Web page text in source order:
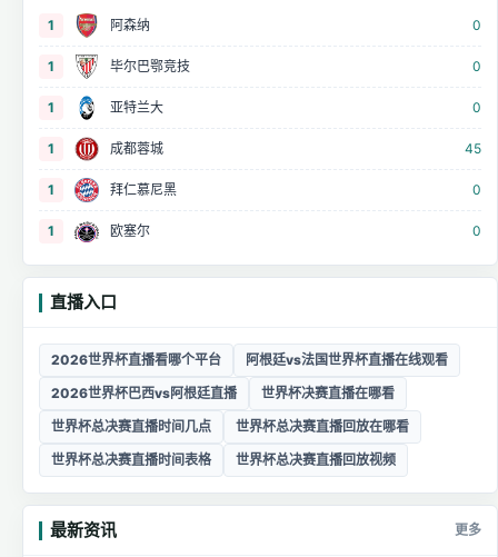
1 阿森纳 0
1 毕尔巴鄂竞技 0
1 亚特兰大 0
1 成都蓉城 45
1 拜仁慕尼黑 0
1 欧塞尔 0
直播入口
2026世界杯直播看哪个平台
阿根廷vs法国世界杯直播在线观看
2026世界杯巴西vs阿根廷直播
世界杯决赛直播在哪看
世界杯总决赛直播时间几点
世界杯总决赛直播回放在哪看
世界杯总决赛直播时间表格
世界杯总决赛直播回放视频
最新资讯 更多